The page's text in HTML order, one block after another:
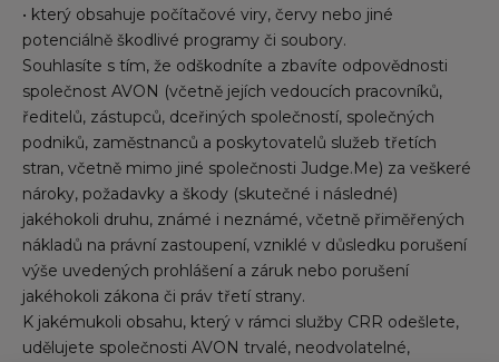
• který obsahuje počítačové viry, červy nebo jiné
potenciálně škodlivé programy či soubory.
Souhlasíte s tím, že odškodníte a zbavíte odpovědnosti
společnost AVON (včetně jejích vedoucích pracovníků,
ředitelů, zástupců, dceřiných společností, společných
podniků, zaměstnanců a poskytovatelů služeb třetích
stran, včetně mimo jiné společnosti Judge.Me) za veškeré
nároky, požadavky a škody (skutečné i následné)
jakéhokoli druhu, známé i neznámé, včetně přiměřených
nákladů na právní zastoupení, vzniklé v důsledku porušení
výše uvedených prohlášení a záruk nebo porušení
jakéhokoli zákona či práv třetí strany.
K jakémukoli obsahu, který v rámci služby CRR odešlete,
udělujete společnosti AVON trvalé, neodvolatelné,